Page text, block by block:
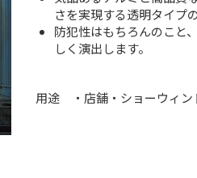
さを実現する透明タイプ
防犯性はもちろんのこと
しく演出します。
用途 ・店舗・ショーウィ